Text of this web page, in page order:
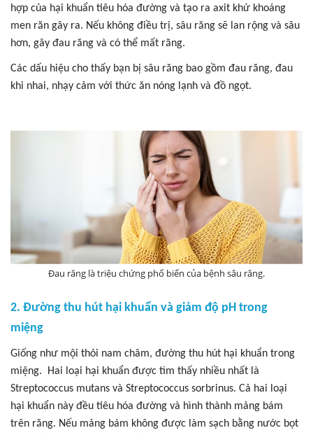
hợp của hại khuẩn tiêu hóa đường và tạo ra axit khử khoáng
men răn gây ra. Nếu không điều trị, sâu răng sẽ lan rộng và sâu
hơn, gây đau răng và có thể mất răng.
Các dấu hiệu cho thấy bạn bị sâu răng bao gồm đau răng, đau
khi nhai, nhạy cảm với thức ăn nóng lạnh và đồ ngọt.
Đau răng là triệu chứng phổ biến của bệnh sâu răng.
2. Đường thu hút hại khuẩn và giảm độ pH trong
miệng
Giống như mội thỏi nam châm, đường thu hút hại khuẩn trong
miệng. Hai loại hại khuẩn được tìm thấy nhiều nhất là
Streptococcus mutans và Streptococcus sorbrinus. Cả hai loại
hại khuẩn này đều tiêu hóa đường và hình thành mảng bám
trên răng. Nếu mảng bám không được làm sạch bằng nước bọt